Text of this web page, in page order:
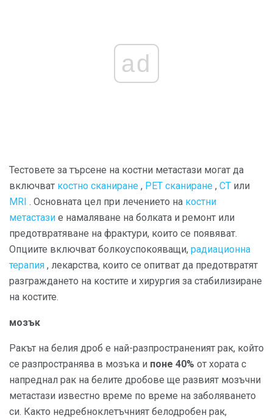
ad
Тестовете за търсене на костни метастази могат да
включват костно сканиране , PET сканиране , CT или
MRI . Основната цел при лечението на костни
метастази е намаляване на болката и ремонт или
предотвратяване на фрактури, които се появяват.
Опциите включват болкоуспокояващи, радиационна
терапия , лекарства, които се опитват да предотвратят
разграждането на костите и хирургия за стабилизиране
на костите.
мозък
Ракът на белия дроб е най-разпространеният рак, който
се разпространява в мозъка и поне 40% от хората с
напреднал рак на белите дробове ще развият мозъчни
метастази известно време по време на заболяването
си. Както недребноклетъчният белодробен рак,